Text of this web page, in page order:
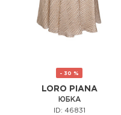
- 30 %
LORO PIANA
ЮБКА
ID: 46831